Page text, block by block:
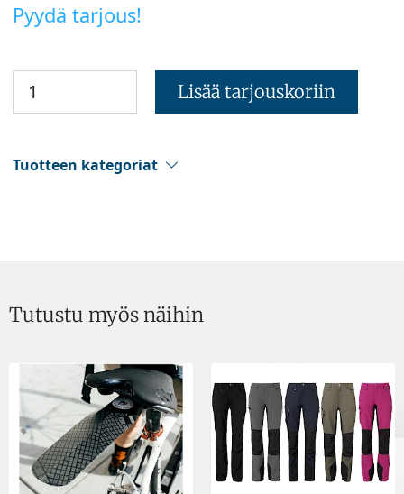
Pyydä tarjous!
Lisää tarjouskoriin
Tuotteen kategoriat
Tutustu myös näihin